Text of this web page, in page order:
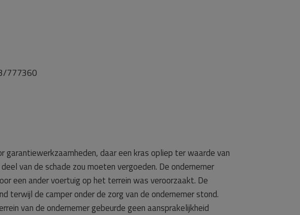
777360
garantiewerkzaamheden, daar een kras opliep ter waarde van
van de schade zou moeten vergoeden. De ondernemer
een ander voertuig op het terrein was veroorzaakt. De
terwijl de camper onder de zorg van de ondernemer stond.
van de ondernemer gebeurde geen aansprakelijkheid